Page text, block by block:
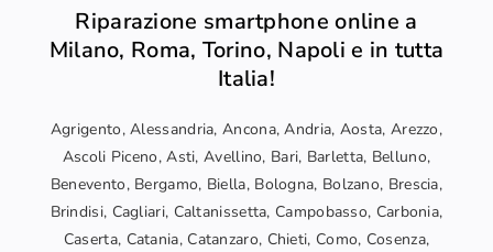
Riparazione smartphone online a
Milano, Roma, Torino, Napoli e in tutta
Italia!
Agrigento, Alessandria, Ancona, Andria, Aosta, Arezzo,
Ascoli Piceno, Asti, Avellino, Bari, Barletta, Belluno,
Benevento, Bergamo, Biella, Bologna, Bolzano, Brescia,
Brindisi, Cagliari, Caltanissetta, Campobasso, Carbonia,
Caserta, Catania, Catanzaro, Chieti, Como, Cosenza,